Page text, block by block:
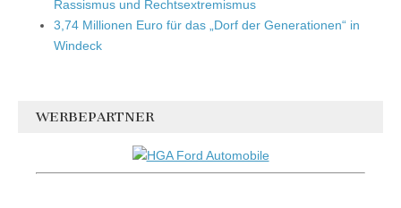
Rassismus und Rechtsextremismus
3,74 Millionen Euro für das „Dorf der Generationen“ in
Windeck
WERBEPARTNER